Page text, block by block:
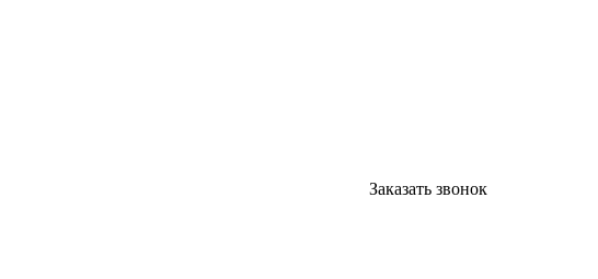
Заказать звонок